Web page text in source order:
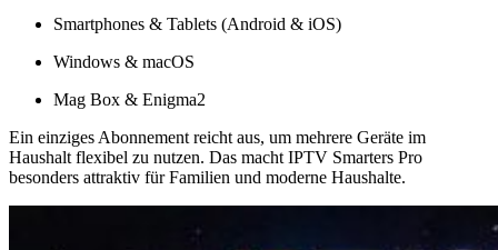
Smartphones & Tablets (Android & iOS)
Windows & macOS
Mag Box & Enigma2
Ein einziges Abonnement reicht aus, um mehrere Geräte im
Haushalt flexibel zu nutzen. Das macht IPTV Smarters Pro
besonders attraktiv für Familien und moderne Haushalte.